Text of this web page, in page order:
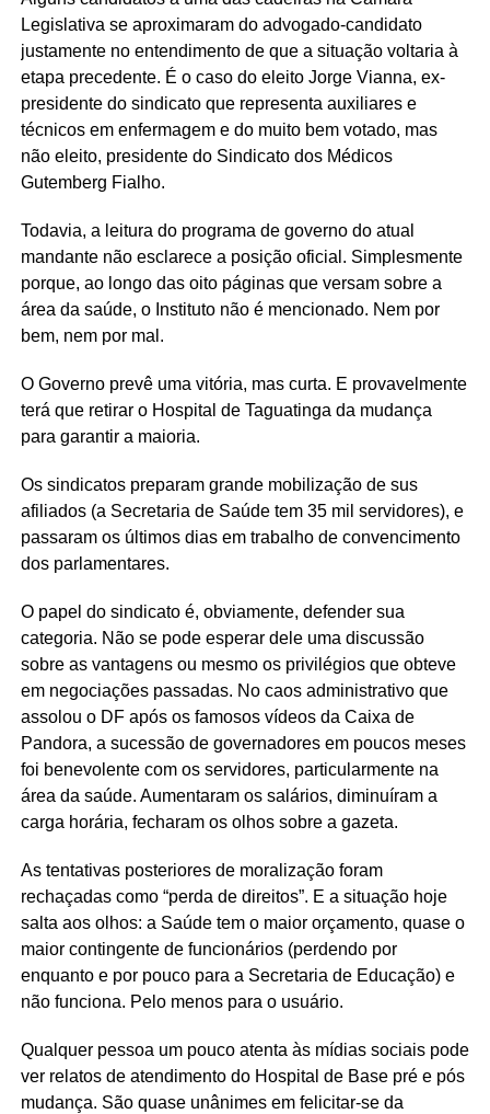
Legislativa se aproximaram do advogado-candidato
justamente no entendimento de que a situação voltaria à
etapa precedente. É o caso do eleito Jorge Vianna, ex-
presidente do sindicato que representa auxiliares e
técnicos em enfermagem e do muito bem votado, mas
não eleito, presidente do Sindicato dos Médicos
Gutemberg Fialho.
Todavia, a leitura do programa de governo do atual
mandante não esclarece a posição oficial. Simplesmente
porque, ao longo das oito páginas que versam sobre a
área da saúde, o Instituto não é mencionado. Nem por
bem, nem por mal.
O Governo prevê uma vitória, mas curta. E provavelmente
terá que retirar o Hospital de Taguatinga da mudança
para garantir a maioria.
Os sindicatos preparam grande mobilização de sus
afiliados (a Secretaria de Saúde tem 35 mil servidores), e
passaram os últimos dias em trabalho de convencimento
dos parlamentares.
O papel do sindicato é, obviamente, defender sua
categoria. Não se pode esperar dele uma discussão
sobre as vantagens ou mesmo os privilégios que obteve
em negociações passadas. No caos administrativo que
assolou o DF após os famosos vídeos da Caixa de
Pandora, a sucessão de governadores em poucos meses
foi benevolente com os servidores, particularmente na
área da saúde. Aumentaram os salários, diminuíram a
carga horária, fecharam os olhos sobre a gazeta.
As tentativas posteriores de moralização foram
rechaçadas como “perda de direitos”. E a situação hoje
salta aos olhos: a Saúde tem o maior orçamento, quase o
maior contingente de funcionários (perdendo por
enquanto e por pouco para a Secretaria de Educação) e
não funciona. Pelo menos para o usuário.
Qualquer pessoa um pouco atenta às mídias sociais pode
ver relatos de atendimento do Hospital de Base pré e pós
mudança. São quase unânimes em felicitar-se da